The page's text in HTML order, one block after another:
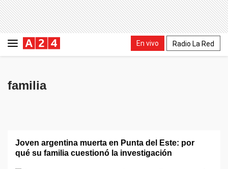
En vivo Radio La Red
familia
Joven argentina muerta en Punta del Este: por
qué su familia cuestionó la investigación